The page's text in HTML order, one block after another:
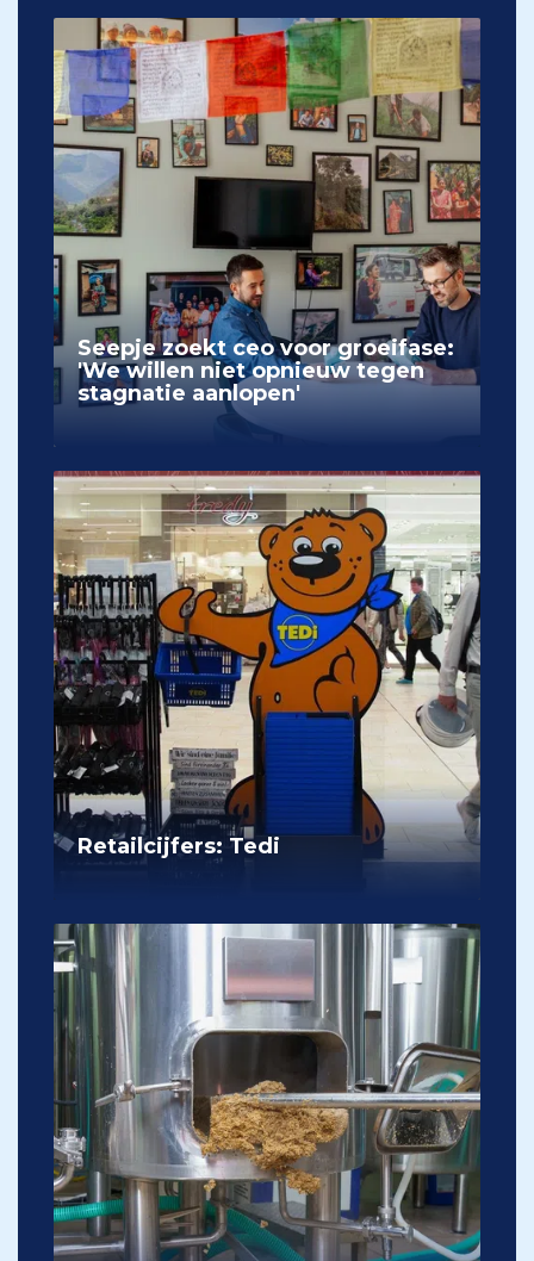
Seepje zoekt ceo voor groeifase:
'We willen niet opnieuw tegen
stagnatie aanlopen'
Retailcijfers: Tedi